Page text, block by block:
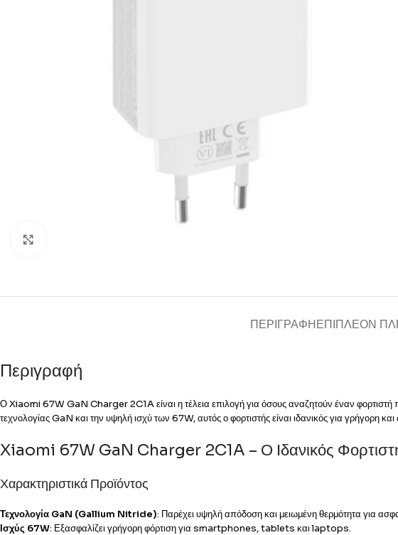
ΠΕΡΙΓΡΑΦΉΕΠΙΠΛΈΟΝ
Περιγραφή
Ο Xiaomi 67W GaN Charger 2C1A είναι η τέλεια επιλογή για όσους αναζητούν έναν φορτιστή
τεχνολογίας GaN και την υψηλή ισχύ των 67W, αυτός ο φορτιστής είναι ιδανικός για γρήγορη
Xiaomi 67W GaN Charger 2C1A – Ο Ιδανικός
Χαρακτηριστικά Προϊόντος
Τεχνολογία GaN (Gallium Nitride): Παρέχει υψηλή απόδοση και μειωμένη θερμότητα για
Ισχύς 67W: Εξασφαλίζει γρήγορη φόρτιση για smartphones, tablets και laptops.